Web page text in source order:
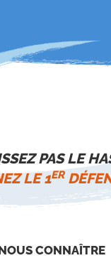
PAS LE
LE 1ER
CONNAÎTRE